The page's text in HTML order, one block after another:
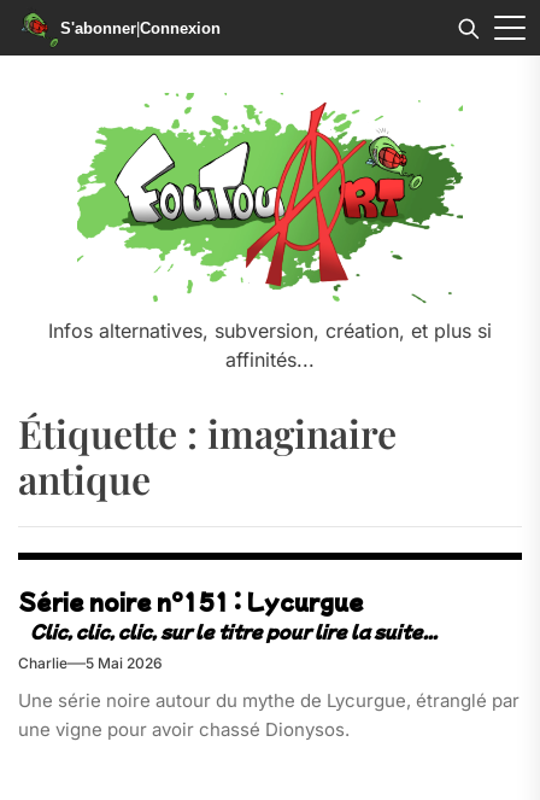
S'abonner|Connexion
Infos alternatives, subversion, création, et plus si
affinités...
Étiquette : imaginaire
antique
Série noire n°151 : Lycurgue
Charlie 5 Mai 2026
Une série noire autour du mythe de Lycurgue, étranglé par
une vigne pour avoir chassé Dionysos.